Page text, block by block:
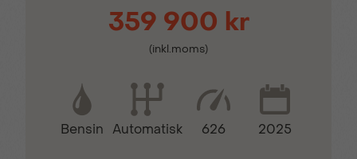
Digitalt mätarhus Elhissar (fram och bak)
Elstol passagerare
Eluppvärmda
359 900 kr
(inkl.moms)
Bensin Automatisk 626 2025